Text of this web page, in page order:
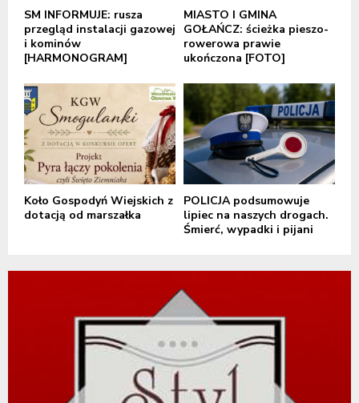
SM INFORMUJE: rusza
przegląd instalacji gazowej
i kominów
[HARMONOGRAM]
MIASTO I GMINA
GOŁAŃCZ: ścieżka pieszo-
rowerowa prawie
ukończona [FOTO]
Koło Gospodyń Wiejskich z
dotacją od marszałka
POLICJA podsumowuje
lipiec na naszych drogach.
Śmierć, wypadki i pijani